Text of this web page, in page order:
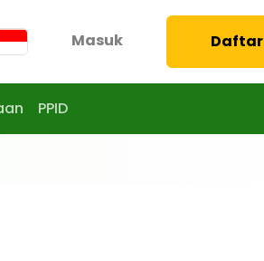
Masuk Daftar
PPID